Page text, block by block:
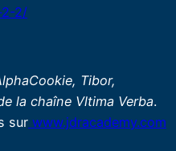
2/
Tibor,
la chaîne Vltima Verba.
sur www.jdracademy.com